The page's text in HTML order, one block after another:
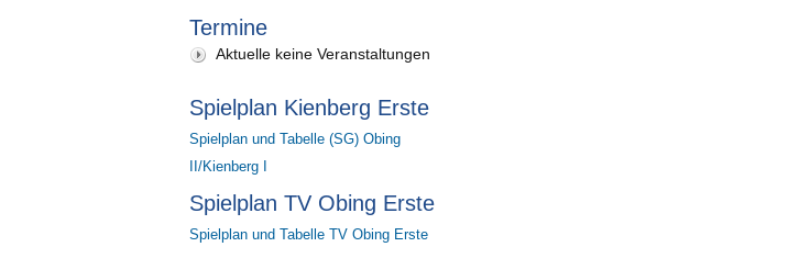
Termine
Aktuelle keine Veranstaltungen
Spielplan Kienberg Erste
Spielplan und Tabelle (SG) Obing
II/Kienberg I
Spielplan TV Obing Erste
Spielplan und Tabelle TV Obing Erste